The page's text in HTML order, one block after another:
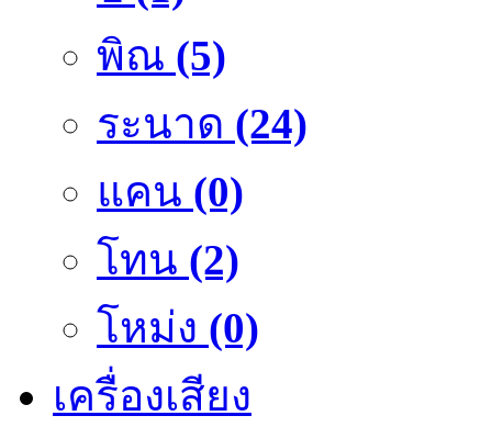
พิณ (5)
ระนาด (24)
แคน (0)
โทน (2)
โหม่ง (0)
เครื่องเสียง